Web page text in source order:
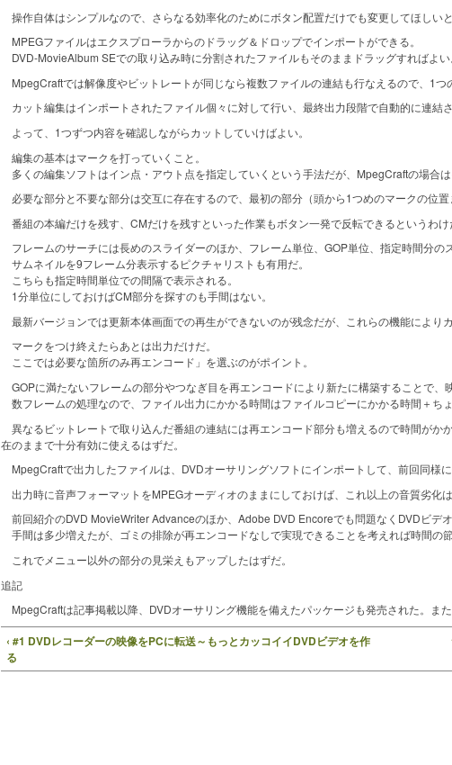
操作自体はシンプルなので、さらなる効率化のためにボタン配置だけでも変更してほしい
MPEGファイルはエクスプローラからのドラッグ＆ドロップでインポートができる。
DVD-MovieAlbum SEでの取り込み時に分割されたファイルもそのままドラッグすればよい
MpegCraftでは解像度やビットレートが同じなら複数ファイルの連結も行なえるので、1つ
カット編集はインポートされたファイル個々に対して行い、最終出力段階で自動的に連結
よって、1つずつ内容を確認しながらカットしていけばよい。
編集の基本はマークを打っていくこと。
多くの編集ソフトはイン点・アウト点を指定していくという手法だが、MpegCraftの場合
必要な部分と不要な部分は交互に存在するので、最初の部分（頭から1つめのマークの位置
番組の本編だけを残す、CMだけを残すといった作業もボタン一発で反転できるというわけ
フレームのサーチには長めのスライダーのほか、フレーム単位、GOP単位、指定時間分の
サムネイルを9フレーム分表示するピクチャリストも有用だ。
こちらも指定時間単位での間隔で表示される。
1分単位にしておけばCM部分を探すのも手間はない。
最新バージョンでは更新本体画面での再生ができないのが残念だが、これらの機能により
マークをつけ終えたらあとは出力だけだ。
ここでは必要な箇所のみ再エンコード」を選ぶのがポイント。
GOPに満たないフレームの部分やつなぎ目を再エンコードにより新たに構築することで、
数フレームの処理なので、ファイル出力にかかる時間はファイルコピーにかかる時間＋ち
異なるビットレートで取り込んだ番組の連結には再エンコード部分も増えるので時間が
在のままで十分有効に使えるはずだ。
MpegCraftで出力したファイルは、DVDオーサリングソフトにインポートして、前回同様に
出力時に音声フォーマットをMPEGオーディオのままにしておけば、これ以上の音質劣化は
前回紹介のDVD MovieWriter Advanceのほか、Adobe DVD Encoreでも問題なくDVDビデオ
手間は多少増えたが、ゴミの排除が再エンコードなしで実現できることを考えれば時間の節
これでメニュー以外の部分の見栄えもアップしたはずだ。
追記
MpegCraftは記事掲載以降、DVDオーサリング機能を備えたパッケージも発売された。ま
‹ #1 DVDレコーダーの映像をPCに転送～もっとカッコイイDVDビデオを作
る